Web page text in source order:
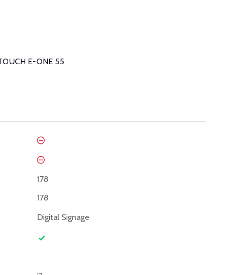
E-ONE 55
178
178
Digital Signage